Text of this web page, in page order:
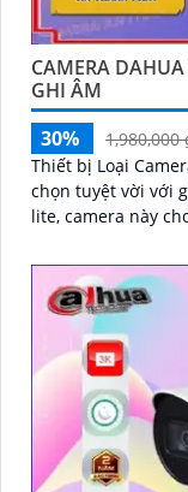
CAMERA
GHI ÂM
30%
1,980,000
Thiết bị Loại
chọn tuyệt vời với giá thành
lite, camera này